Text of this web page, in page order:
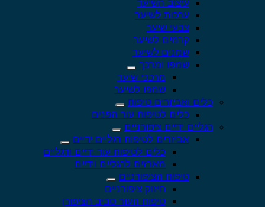
עיצוב השיער
ערכות לשיער
צבעי שיער
קרמים לשיער
שמנים לשיער
שמפו ומרכך
מרככי שיער
שמפו לשיער
כלים ואביזרים טיפוח
כלים לטיפוח עור הפנים
רגליים ידיים ציפורניים
אביזרים לטיפוח רגליים ידיים
כלים לטיפוח עור ידיים ורגליים
מארזים לרגליים וידיים
טיפוח הציפורניים
חיזוק ציפורניים
טיפוח העור סביב הציפורן